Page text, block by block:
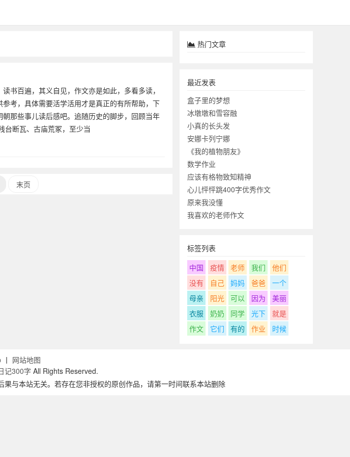
书百遍，其义自见，作文亦是如此，多看多读，
考，具体需要活学活用才是真正的有所帮助，下
那些事儿读后感吧。追随历史的脚步，回顾当年
台断瓦、古庙荒冢，至少当
末页
热门文章
最近发表
盒子里的梦想
冰墩墩和雪容融
小真的长头发
安娜卡列宁娜
《我的植物朋友》
数学作业
应该有格物致知精神
心儿怦怦跳400字优秀作文
原来我没懂
我喜欢的老师作文
标签列表
中国
疫情 老师 我们
他们
没有
自己 妈妈 爸爸
一个
母亲
阳光 可以 因为
美丽
衣服
奶奶 同学 光下
就是
作文
它们 有的 作业 时候
丨 网站地图
记300字 All Rights Reserved.
与本站无关。若存在您非授权的原创作品，请第一时间联系本站删除